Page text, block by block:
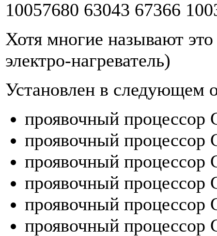
10057680 63043 67366
Хотя многие называют
электро-нагреватель)
Установлен в следующем
проявочный процессор
проявочный процессор
проявочный процессор
проявочный процессор
проявочный
проявочный процессор